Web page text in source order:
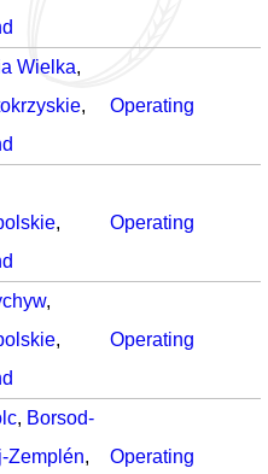
Wielka,
,
Operating
,
Operating
,
,
Operating
, Borsod-
Zemplén,
Operating